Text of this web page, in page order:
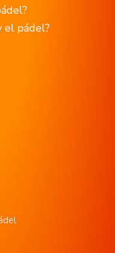
el pádel?